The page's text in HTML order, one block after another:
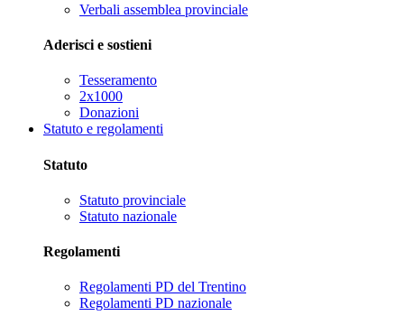
Verbali assemblea provinciale
Aderisci e sostieni
Tesseramento
2x1000
Donazioni
Statuto e regolamenti
Statuto
Statuto provinciale
Statuto nazionale
Regolamenti
Regolamenti PD del Trentino
Regolamenti PD nazionale